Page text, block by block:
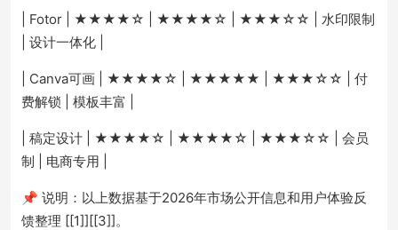
| Fotor | ★★★★☆ | ★★★★☆ | ★★★☆☆ | 水印限制
| 设计一体化 |
| Canva可画 | ★★★★☆ | ★★★★★ | ★★★☆☆ | 付
费解锁 | 模板丰富 |
| 稿定设计 | ★★★★☆ | ★★★★☆ | ★★★☆☆ | 会员
制 | 电商专用 |
📌 说明：以上数据基于2026年市场公开信息和用户体验反
馈整理 [[1]][[3]]。